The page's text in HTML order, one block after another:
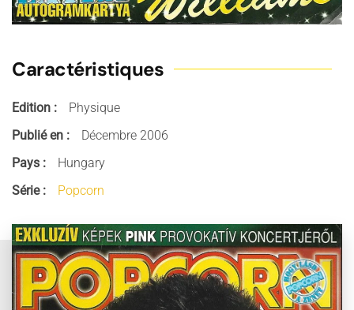
Caractéristiques
Edition :
Physique
Publié en :
Décembre 2006
Pays :
Hungary
Série :
Popcorn